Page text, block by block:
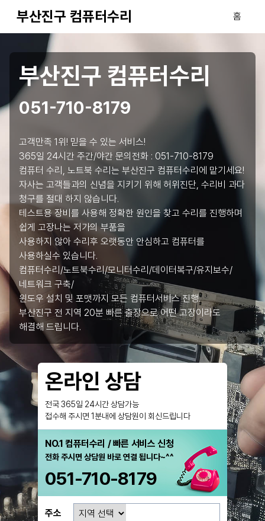
부산진구 컴퓨터수리 홈
부산진구 컴퓨터수리
051-710-8179
고객만족 1위! 믿을 수 있는 서비스!
365일 24시간 주간/야간 문의전화 : 051-710-8179
컴퓨터 수리, 노트북 수리는 부산진구 컴퓨터수리에 맡기세요!
자사는 고객들과의 신념을 지키기 위해 허위진단, 수리비 과다
청구를 절대 하지 않습니다.
테스트용 장비를 사용해 정확한 원인을 찾고 수리를 진행하며
쉽게 고장나는 저가의 부품을
사용하지 않아 수리후 오랫동안 안심하고 컴퓨터를
사용하실수 있습니다.
컴퓨터수리/노트북수리/모니터수리/데이터복구/유지보수/
네트워크 구축/
윈도우 설치 및 포맷까지 모든 컴퓨터서비스 진행.
부산진구 전 지역 20분 빠른 출장으로 어떤 고장이라도
해결해 드립니다.
온라인 상담
전국 365일 24시간 상담가능
접수해 주시면 1분내에 상담원이 회신드립니다
NO.1 컴퓨터수리 / 빠른 서비스 신청
전화 주시면 상담원 바로 연결 됩니다~^^
051-710-8179
주소